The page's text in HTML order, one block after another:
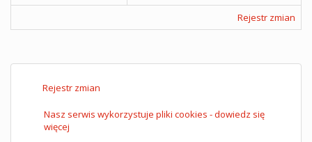
Rejestr zmian
Rejestr zmian
Nasz serwis wykorzystuje pliki cookies - dowiedz się
więcej